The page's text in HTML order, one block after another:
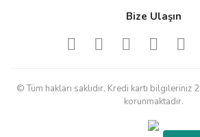
Bize Ulaşın
© Tüm hakları saklıdır. Kredi kartı bilgileriniz
korunmaktadır.